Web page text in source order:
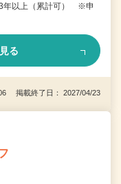
3年以上（累計可） ※申
る
掲載終了日： 2027/04/23